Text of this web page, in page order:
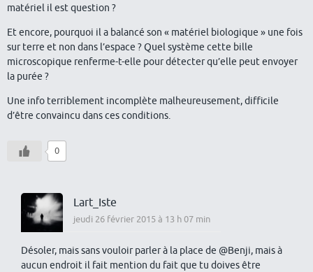
matériel il est question ?
Et encore, pourquoi il a balancé son « matériel biologique » une fois
sur terre et non dans l’espace ? Quel système cette bille
microscopique renferme-t-elle pour détecter qu’elle peut envoyer
la purée ?
Une info terriblement incomplète malheureusement, difficile
d’être convaincu dans ces conditions.
0
Lart_Iste
jeudi 26 février 2015 à 13 h 07 min
Désoler, mais sans vouloir parler à la place de @Benji, mais à
aucun endroit il fait mention du fait que tu doives être